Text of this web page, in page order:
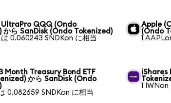
UltraPro QQQ (Ondo
から SanDisk (Ondo Tokenized)
0.060243 SNDKon に相当
Apple
(Ondo
1
Month Treasury Bond ETF
から SanDisk (Ondo
0.082659 SNDKon に相当
iShares
1 IWNon